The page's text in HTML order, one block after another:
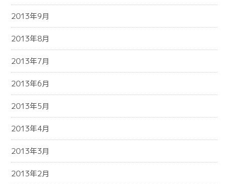
2013年9月
2013年8月
2013年7月
2013年6月
2013年5月
2013年4月
2013年3月
2013年2月